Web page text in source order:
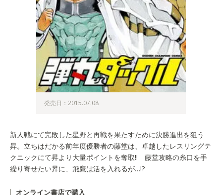
発売日：2015.07.08
新人戦にて完敗した星野と再戦を果たすために決勝進出を狙う
昇。立ちはだかる前年度優勝者の藤堂は、卓越したレスリングテ
クニックにて昇より大量ポイントを奪取!! 藤堂攻略の糸口を手
繰り寄せたい昇に、飛鷹は活を入れるが…!?
オンライン書店で購入